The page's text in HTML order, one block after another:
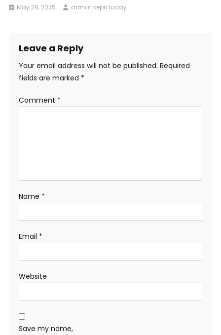
May 28, 2025 admin kepri today
Leave a Reply
Your email address will not be published. Required
fields are marked *
Comment *
Name *
Email *
Website
Save my name,